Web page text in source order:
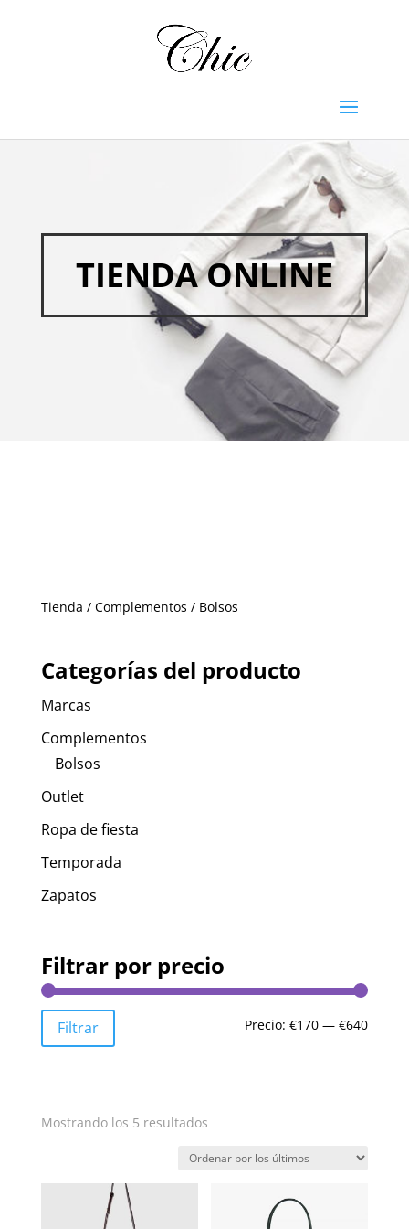
TIENDA ONLINE
Tienda / Complementos / Bolsos
Categorías del producto
Marcas
Complementos
Bolsos
Outlet
Ropa de fiesta
Temporada
Zapatos
Filtrar por precio
Precio
Precio
Filtrar Precio:€170 —€640
Mostrando los 5 resultadosOrdenado
los